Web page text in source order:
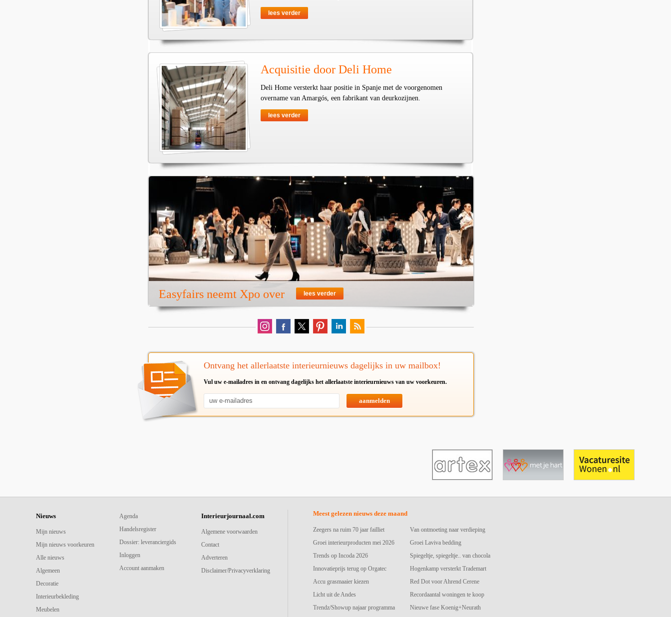
lees verder
Acquisitie door Deli Home
Deli Home versterkt haar positie in Spanje met de voorgenomen
overname van Amargós, een fabrikant van deurkozijnen.
lees verder
Easyfairs neemt Xpo over lees verder
Ontvang het allerlaatste interieurnieuws dagelijks in uw mailbox!
Vul uw e-mailadres in en ontvang dagelijks het allerlaatste interieurnieuws van uw voorkeuren.
aanmelden
Nieuws
Mijn nieuws
Mijn nieuws voorkeuren
Alle nieuws
Algemeen
Decoratie
Interieurbekleding
Meubelen
Agenda
Handelsregister
Dossier: leveranciergids
Inloggen
Account aanmaken
Interieurjournaal.com
Algemene voorwaarden
Contact
Adverteren
Disclaimer/Privacyverklaring
Meest gelezen nieuws deze maand
Zeegers na ruim 70 jaar failliet
Groei interieurproducten mei 2026
Trends op Incoda 2026
Innovatieprijs terug op Orgatec
Accu grasmaaier kiezen
Licht uit de Andes
Trendz/Showup najaar programma
Van ontmoeting naar verdieping
Groei Laviva bedding
Spiegeltje, spiegeltje.. van chocola
Hogenkamp versterkt Trademart
Red Dot voor Ahrend Cerene
Recordaantal woningen te koop
Nieuwe fase Koenig+Neurath